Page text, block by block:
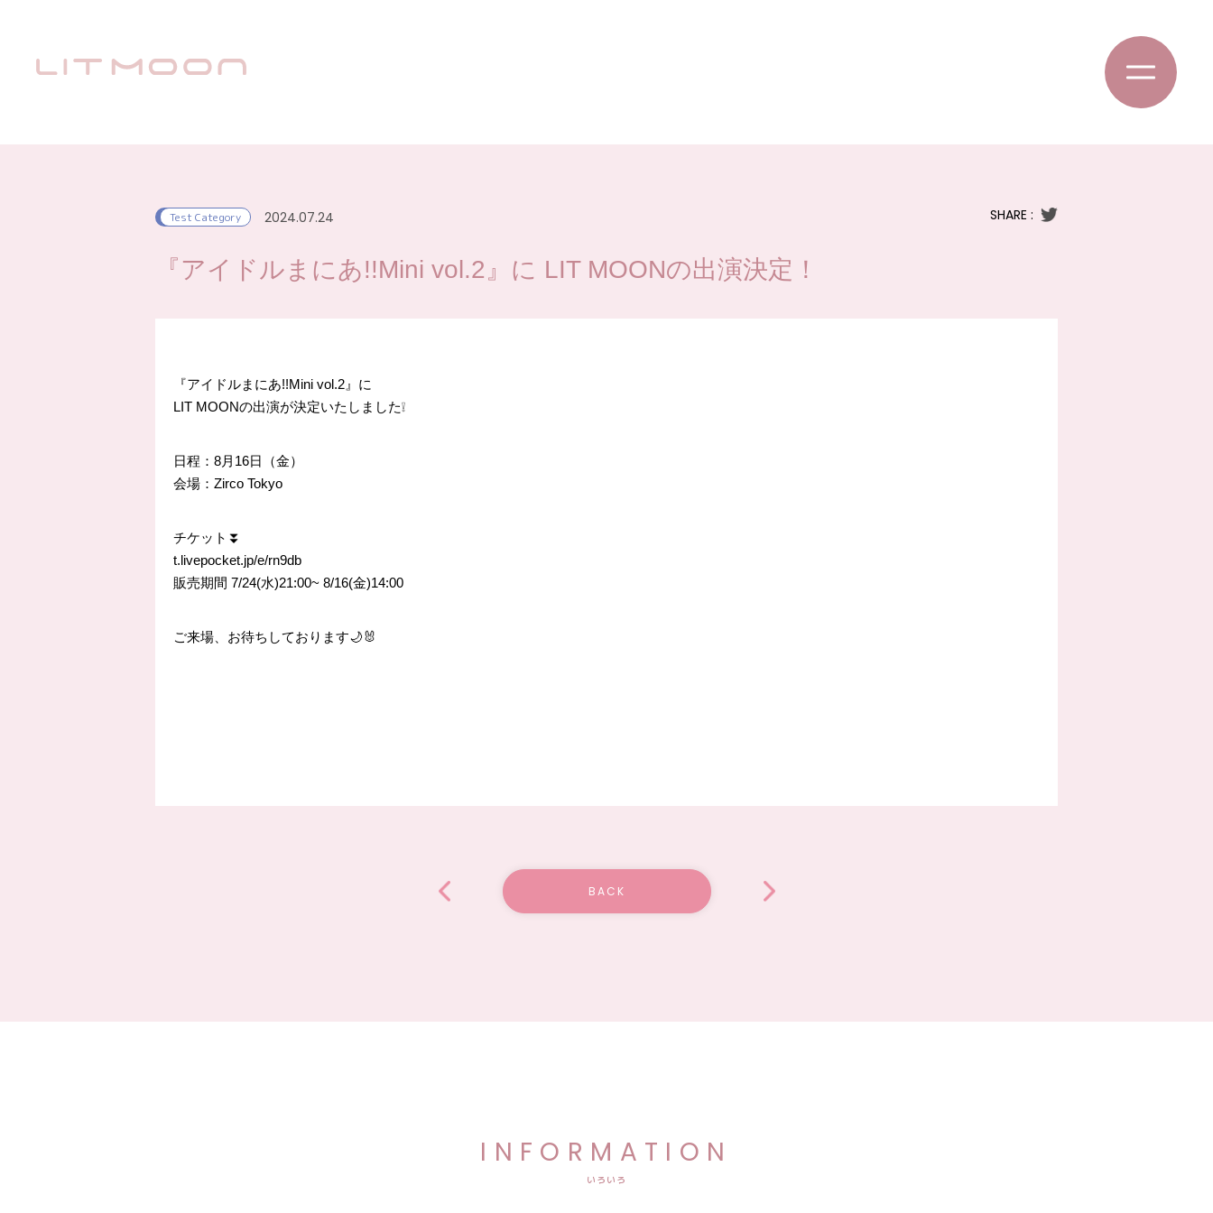
Test Category 2024.07.24 SHARE :
『アイドルまにあ!!Mini vol.2』に LIT MOONの出演決定！
『アイドルまにあ!!Mini vol.2』に
LIT MOONの出演が決定いたしました❕
日程：8月16日（金）
会場：Zirco Tokyo
チケット⏬
t.livepocket.jp/e/rn9db
販売期間 7/24(水)21:00~ 8/16(金)14:00
ご来場、お待ちしております🌙🐰
BACK
INFORMATION
いろいろ